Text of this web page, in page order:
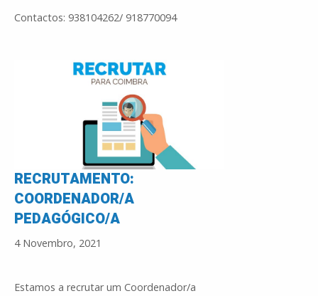
Contactos: 938104262/ 918770094
RECRUTAMENTO:
COORDENADOR/A
PEDAGÓGICO/A
4 Novembro, 2021
Estamos a recrutar um Coordenador/a